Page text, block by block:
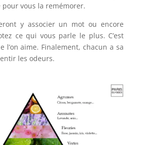
pour vous la remémorer.
y associer un mot ou encore
ce qui vous parle le plus. C’est
l’on aime. Finalement, chacun a sa
les odeurs.